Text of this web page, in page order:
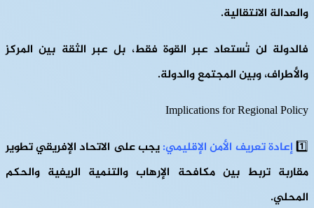
والعدالة الانتقالية.
فالدولة لن تُستعاد عبر القوة فقط، بل عبر الثقة بين المركز
والأطراف، وبين المجتمع والدولة.
Implications for Regional Policy
1️⃣إعادة تعريف الأمن الإقليمي:يجب على الاتحاد الإفريقي تطوير
مقاربة تربط بين مكافحة الإرهاب والتنمية الريفية والحكم
المحلي.